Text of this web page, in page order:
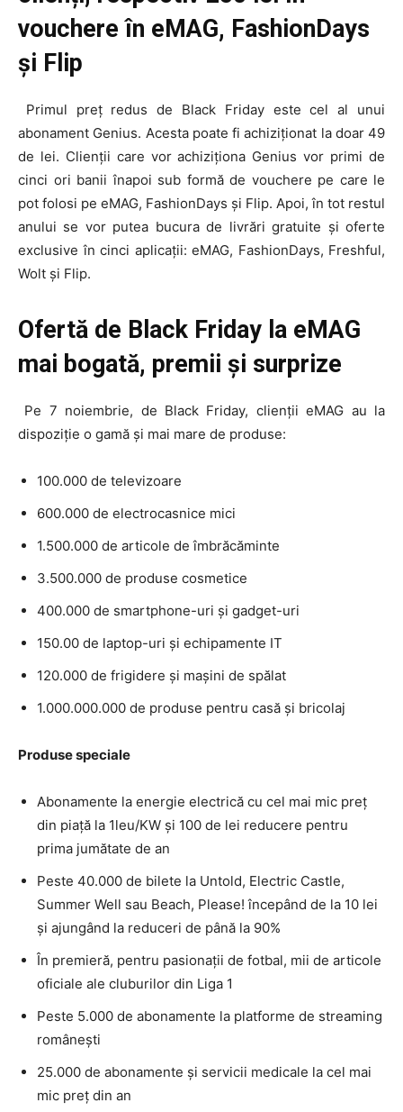
vouchere în eMAG, FashionDays
și Flip
Primul preț redus de Black Friday este cel al unui
abonament Genius. Acesta poate fi achiziționat la doar 49
de lei. Clienții care vor achiziționa Genius vor primi de
cinci ori banii înapoi sub formă de vouchere pe care le
pot folosi pe eMAG, FashionDays și Flip. Apoi, în tot restul
anului se vor putea bucura de livrări gratuite și oferte
exclusive în cinci aplicații: eMAG, FashionDays, Freshful,
Wolt și Flip.
Ofertă de Black Friday la eMAG
mai bogată, premii și surprize
Pe 7 noiembrie, de Black Friday, clienții eMAG au la
dispoziție o gamă și mai mare de produse:
100.000 de televizoare
600.000 de electrocasnice mici
1.500.000 de articole de îmbrăcăminte
3.500.000 de produse cosmetice
400.000 de smartphone-uri și gadget-uri
150.00 de laptop-uri și echipamente IT
120.000 de frigidere și mașini de spălat
1.000.000.000 de produse pentru casă și bricolaj
Produse speciale
Abonamente la energie electrică cu cel mai mic preț
din piață la 1leu/KW și 100 de lei reducere pentru
prima jumătate de an
Peste 40.000 de bilete la Untold, Electric Castle,
Summer Well sau Beach, Please! începând de la 10 lei
și ajungând la reduceri de până la 90%
În premieră, pentru pasionații de fotbal, mii de articole
oficiale ale cluburilor din Liga 1
Peste 5.000 de abonamente la platforme de streaming
românești
25.000 de abonamente și servicii medicale la cel mai
mic preț din an